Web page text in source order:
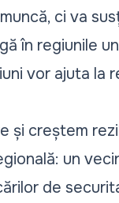
ci va
în regiunile
vor ajuta la
și creștem
un
de